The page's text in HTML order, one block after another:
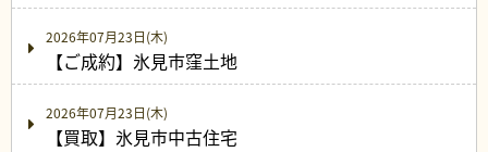
2026年07月23日(木)
【ご成約】氷見市窪土地
2026年07月23日(木)
【買取】氷見市中古住宅